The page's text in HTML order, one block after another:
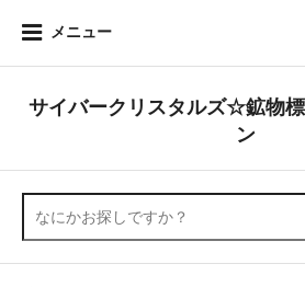
メニュー
サイバークリスタルズ☆鉱物
ン